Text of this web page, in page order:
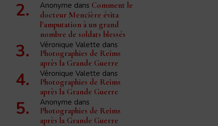
Anonyme dans Comment le
docteur Mencière évita
l’amputation à un grand
nombre de soldats blessés
Véronique Valette dans
Photographies de Reims
après la Grande Guerre
Véronique Valette dans
Photographies de Reims
après la Grande Guerre
Anonyme dans
Photographies de Reims
après la Grande Guerre